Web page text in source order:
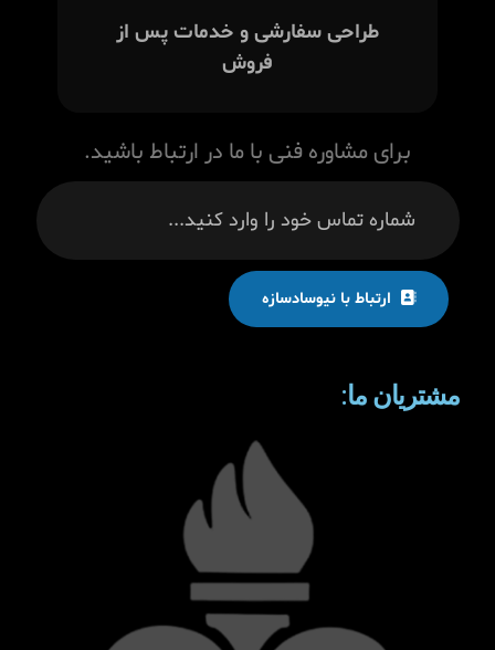
طراحی سفارشی و خدمات پس از
فروش
برای مشاوره فنی با ما در ارتباط باشید.
ارتباط با نیوسادسازه
مشتریان ما: